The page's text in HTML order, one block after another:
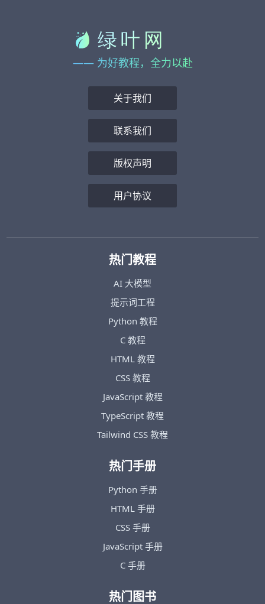
—— 为好教程，全力以赴
关于我们
联系我们
版权声明
用户协议
热门教程
AI 大模型
提示词工程
Python 教程
C 教程
HTML 教程
CSS 教程
JavaScript 教程
TypeScript 教程
Tailwind CSS 教程
热门手册
Python 手册
HTML 手册
CSS 手册
JavaScript 手册
C 手册
热门图书